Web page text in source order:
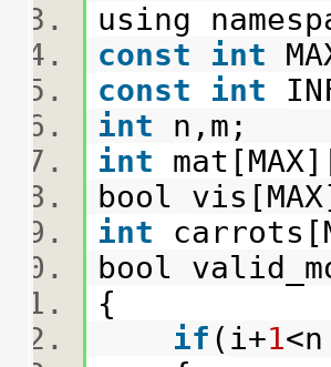
using
const
int
const
int
int n,m;
int
bool
int
bool
{
if (i+1